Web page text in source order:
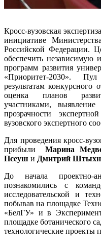
Кросс-вузовская
инициативе
Российской Федерации.
обеспечить независимую
программ развития
«Приоритет-2030».
результатам конкурсного
оценка планов
участниками,
прозрачности
вузовского экспертного
Для проведения кросс-
прибылиМарина
Псеуш и Дмитрий
До начала проектно-
познакомились с
исследовательской и
побывав на площадке
«БелГУ» и в
площадке ботанического
технологические проекты